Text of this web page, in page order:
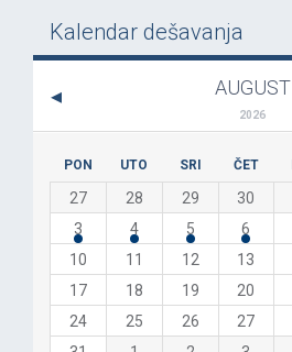
Kalendar dešavanja
AUGUST
2026
PON UTO SRI ČET
27 28 29 30
3
4 5 6
10
11 12 13
17
18 19 20
24
25 26 27